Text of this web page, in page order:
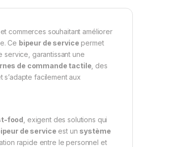
commerces souhaitant améliorer
Ce bipeur de service permet
service, garantissant une
de commande tactile , des
s’adapte facilement aux
food , exigent des solutions qui
de service est un système
rapide entre le personnel et